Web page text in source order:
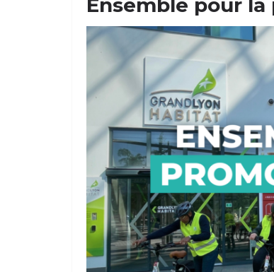
Ensemble pour